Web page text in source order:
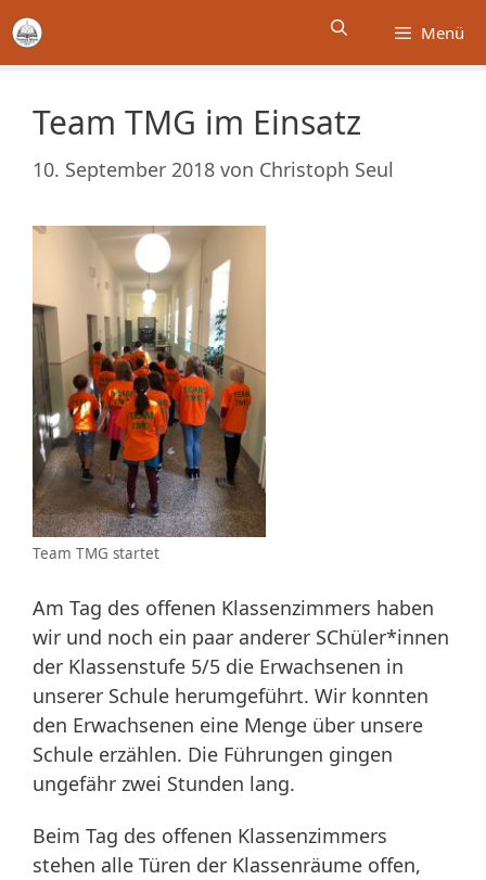
Zum
Inhalt
springen
Menü
Team TMG im Einsatz
10. September 2018 von Christoph Seul
Team TMG startet
Am Tag des offenen Klassenzimmers haben
wir und noch ein paar anderer SChüler*innen
der Klassenstufe 5/5 die Erwachsenen in
unserer Schule herumgeführt. Wir konnten
den Erwachsenen eine Menge über unsere
Schule erzählen. Die Führungen gingen
ungefähr zwei Stunden lang.
Beim Tag des offenen Klassenzimmers
stehen alle Türen der Klassenräume offen,